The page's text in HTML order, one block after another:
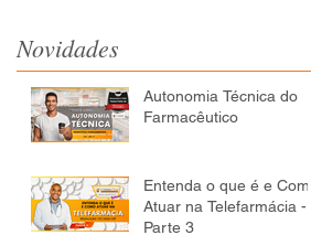
Novidades
Autonomia Técnica do
Farmacêutico
Entenda o que é e Como
Atuar na Telefarmácia -
Parte 3